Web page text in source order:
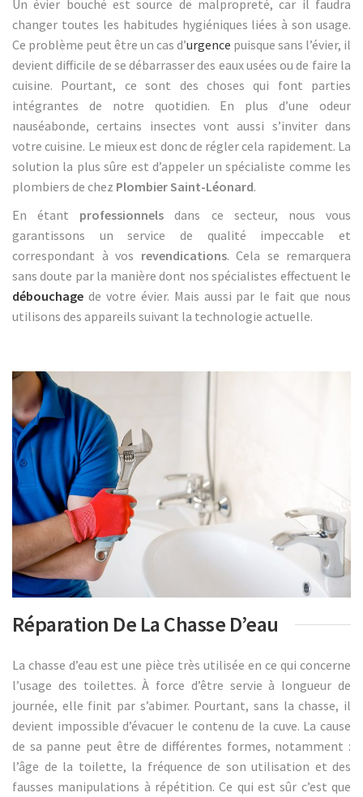
Un évier bouché est source de malpropreté, car il faudra
changer toutes les habitudes hygiéniques liées à son usage.
Ce problème peut être un cas d’urgence puisque sans l’évier, il
devient difficile de se débarrasser des eaux usées ou de faire la
cuisine. Pourtant, ce sont des choses qui font parties
intégrantes de notre quotidien. En plus d’une odeur
nauséabonde, certains insectes vont aussi s’inviter dans
votre cuisine. Le mieux est donc de régler cela rapidement. La
solution la plus sûre est d’appeler un spécialiste comme les
plombiers de chez Plombier Saint-Léonard.
En étant professionnels dans ce secteur, nous vous
garantissons un service de qualité impeccable et
correspondant à vos revendications. Cela se remarquera
sans doute par la manière dont nos spécialistes effectuent le
débouchage de votre évier. Mais aussi par le fait que nous
utilisons des appareils suivant la technologie actuelle.
Réparation De La Chasse D’eau
La chasse d’eau est une pièce très utilisée en ce qui concerne
l’usage des toilettes. À force d’être servie à longueur de
journée, elle finit par s’abimer. Pourtant, sans la chasse, il
devient impossible d’évacuer le contenu de la cuve. La cause
de sa panne peut être de différentes formes, notamment :
l’âge de la toilette, la fréquence de son utilisation et des
fausses manipulations à répétition. Ce qui est sûr c’est que